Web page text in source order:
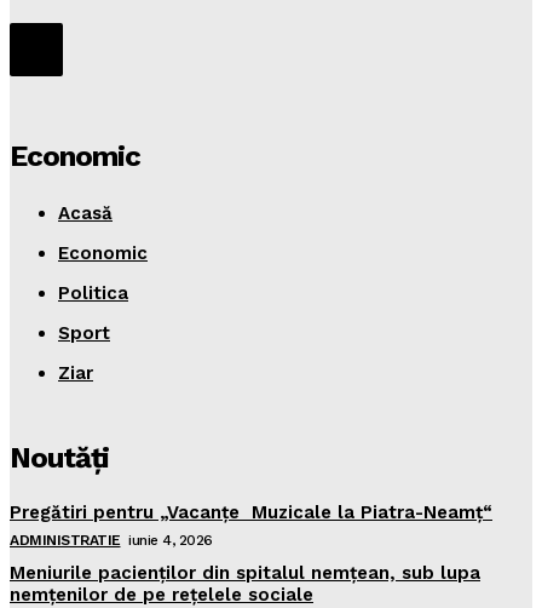
Economic
Acasă
Economic
Politica
Sport
Ziar
Noutăţi
Pregătiri pentru „Vacanţe Muzicale la Piatra-Neamţ“
ADMINISTRATIE iunie 4, 2026
Meniurile pacienţilor din spitalul nemţean, sub lupa
nemţenilor de pe reţelele sociale